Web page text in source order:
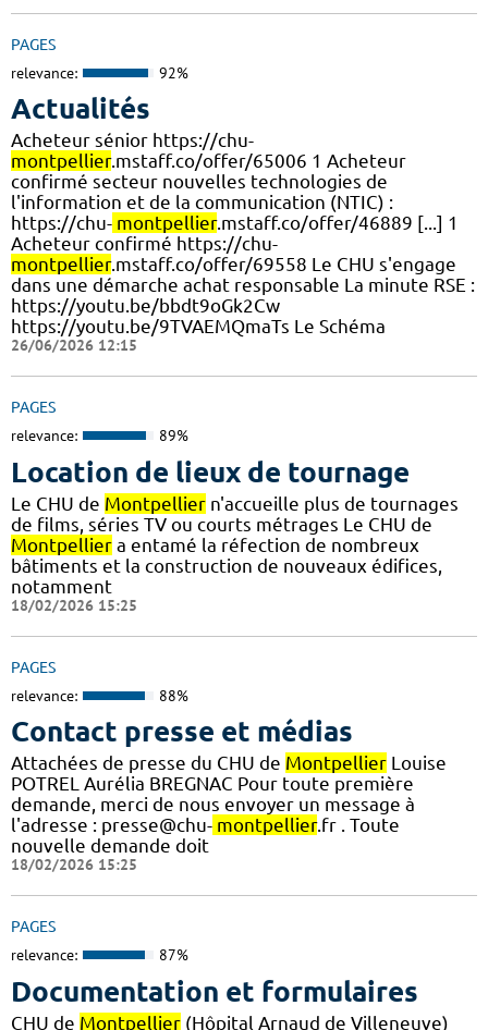
PAGES
relevance: 92%
Actualités
Acheteur sénior https://chu-
montpellier.mstaff.co/offer/65006 1 Acheteur
confirmé secteur nouvelles technologies de
l'information et de la communication (NTIC) :
https://chu- montpellier.mstaff.co/offer/46889 [...] 1
Acheteur confirmé https://chu-
montpellier.mstaff.co/offer/69558 Le CHU s'engage
dans une démarche achat responsable La minute RSE :
https://youtu.be/bbdt9oGk2Cw
https://youtu.be/9TVAEMQmaTs Le Schéma
26/06/2026 12:15
PAGES
relevance: 89%
Location de lieux de tournage
Le CHU de Montpellier n'accueille plus de tournages
de films, séries TV ou courts métrages Le CHU de
Montpellier a entamé la réfection de nombreux
bâtiments et la construction de nouveaux édifices,
notamment
18/02/2026 15:25
PAGES
relevance: 88%
Contact presse et médias
Attachées de presse du CHU de Montpellier Louise
POTREL Aurélia BREGNAC Pour toute première
demande, merci de nous envoyer un message à
l'adresse : presse@chu- montpellier.fr . Toute
nouvelle demande doit
18/02/2026 15:25
PAGES
relevance: 87%
Documentation et formulaires
CHU de Montpellier (Hôpital Arnaud de Villeneuve)